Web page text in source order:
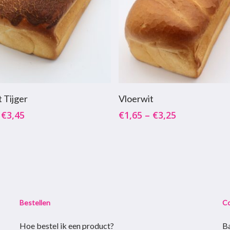
Tijger
€3,45
product
heeft
Vloerwit
€1,65 – €3,25
Bestellen
Hoe bestel ik een product?